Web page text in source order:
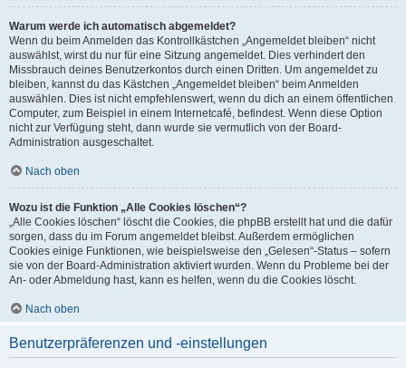
Warum werde ich automatisch abgemeldet?
Wenn du beim Anmelden das Kontrollkästchen „Angemeldet bleiben“ nicht
auswählst, wirst du nur für eine Sitzung angemeldet. Dies verhindert den
Missbrauch deines Benutzerkontos durch einen Dritten. Um angemeldet zu
bleiben, kannst du das Kästchen „Angemeldet bleiben“ beim Anmelden
auswählen. Dies ist nicht empfehlenswert, wenn du dich an einem öffentlichen
Computer, zum Beispiel in einem Internetcafé, befindest. Wenn diese Option
nicht zur Verfügung steht, dann wurde sie vermutlich von der Board-
Administration ausgeschaltet.
Nach oben
Wozu ist die Funktion „Alle Cookies löschen“?
„Alle Cookies löschen“ löscht die Cookies, die phpBB erstellt hat und die dafür
sorgen, dass du im Forum angemeldet bleibst. Außerdem ermöglichen
Cookies einige Funktionen, wie beispielsweise den „Gelesen“-Status – sofern
sie von der Board-Administration aktiviert wurden. Wenn du Probleme bei der
An- oder Abmeldung hast, kann es helfen, wenn du die Cookies löscht.
Nach oben
Benutzerpräferenzen und -einstellungen